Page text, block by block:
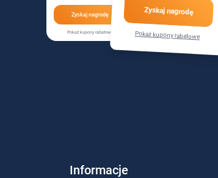
Zyskaj nagrodę
Pokaż kupony rabatowe
Zyskaj nagrodę
Pokaż kupony rabatowe
Informacje